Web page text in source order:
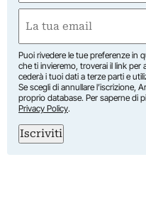
Nome
(Obbligatorio)
Puoi rivedere le tue preferenze in
che ti invieremo, troverai il link per
cederà i tuoi dati a terze parti e
Se scegli di annullare l’iscrizione,
proprio database. Per saperne di
Privacy Policy.
Iscriviti